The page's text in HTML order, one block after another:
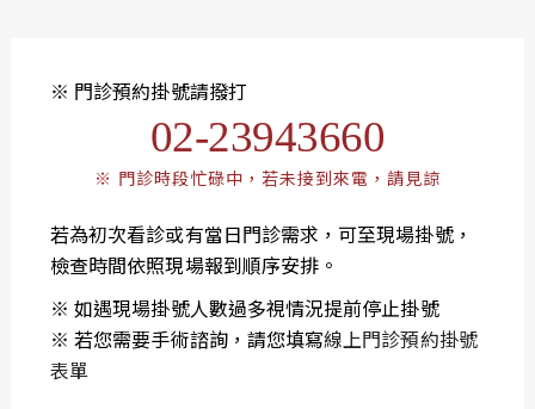
※ 門診預約掛號請撥打
02-23943660
※ 門診時段忙碌中，若未接到來電，請見諒
若為初次看診或有當日門診需求，可至現場掛號，
檢查時間依照現場報到順序安排。
※ 如遇現場掛號人數過多視情況提前停止掛號
※ 若您需要手術諮詢，請您填寫線上門診預約掛號
表單